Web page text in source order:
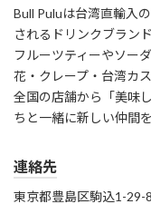
Bull Puluは台湾直輸入
されるドリンクブランド
フルーツティーやソー
花・クレープ・台湾カ
全国の店舗から「美味
ちと一緒に新しい仲間
連絡先
東京都豊島区駒込1-29-